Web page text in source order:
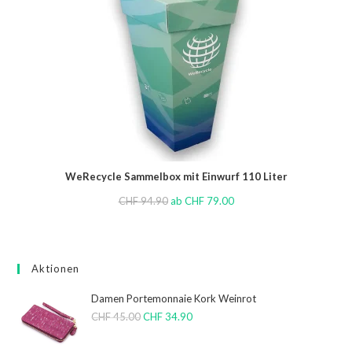
WeRecycle Sammelbox mit Einwurf 110 Liter
CHF94.90 ab CHF79.00
Aktionen
Damen Portemonnaie Kork Weinrot
CHF45.00 CHF34.90